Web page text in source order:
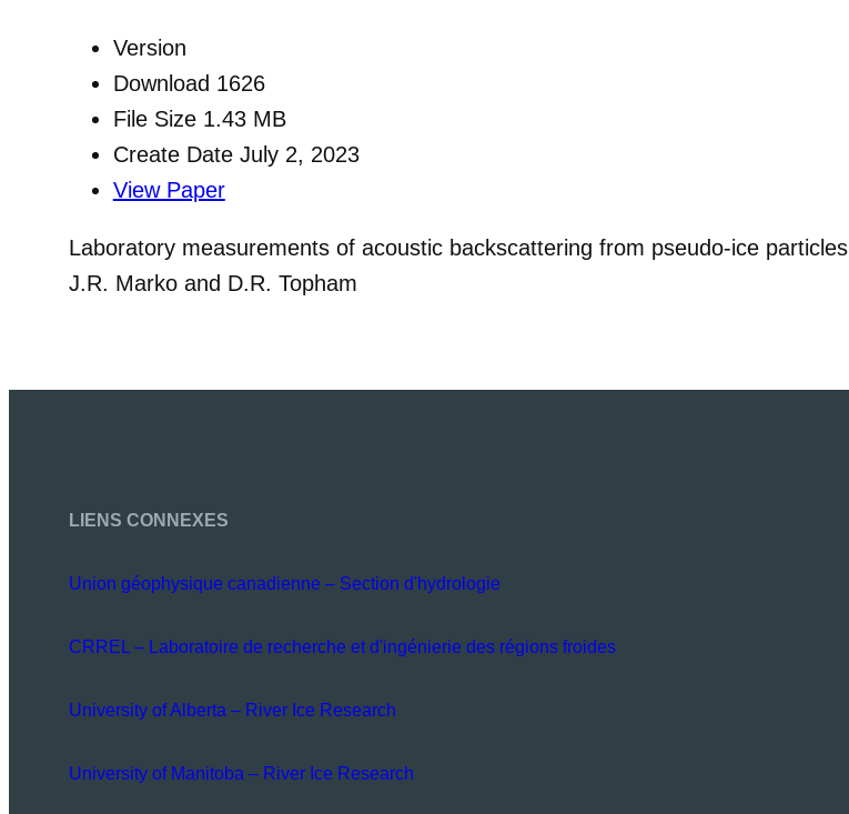
Version
Download 1626
File Size 1.43 MB
Create Date July 2, 2023
View Paper
Laboratory measurements of acoustic backscattering from pseudo-ice particles
J.R. Marko and D.R. Topham
LIENS CONNEXES
Union géophysique canadienne – Section d'hydrologie
CRREL – Laboratoire de recherche et d'ingénierie des régions froides
University of Alberta – River Ice Research
University of Manitoba – River Ice Research